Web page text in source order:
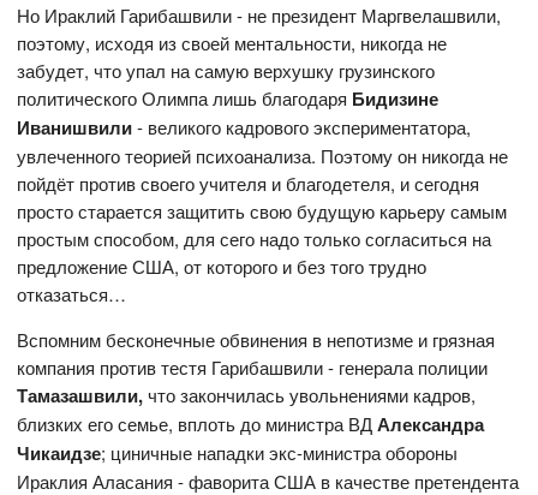
Но Ираклий Гарибашвили - не президент Маргвелашвили,
поэтому, исходя из своей ментальности, никогда не
забудет, что упал на самую верхушку грузинского
политического Олимпа лишь благодаря Бидизине
Иванишвили- великого кадрового экспериментатора,
увлеченного теорией психоанализа. Поэтому он никогда не
пойдёт против своего учителя и благодетеля, и сегодня
просто старается защитить свою будущую карьеру самым
простым способом, для сего надо только согласиться на
предложение США, от которого и без того трудно
отказаться…
Вспомним бесконечные обвинения в непотизме и грязная
компания против тестя Гарибашвили - генерала полиции
Тамазашвили,что закончилась увольнениями кадров,
близких его семье, вплоть до министра ВДАлександра
Чикаидзе; циничные нападки экс-министра обороны
Ираклия Аласания -фаворита США в качестве претендента